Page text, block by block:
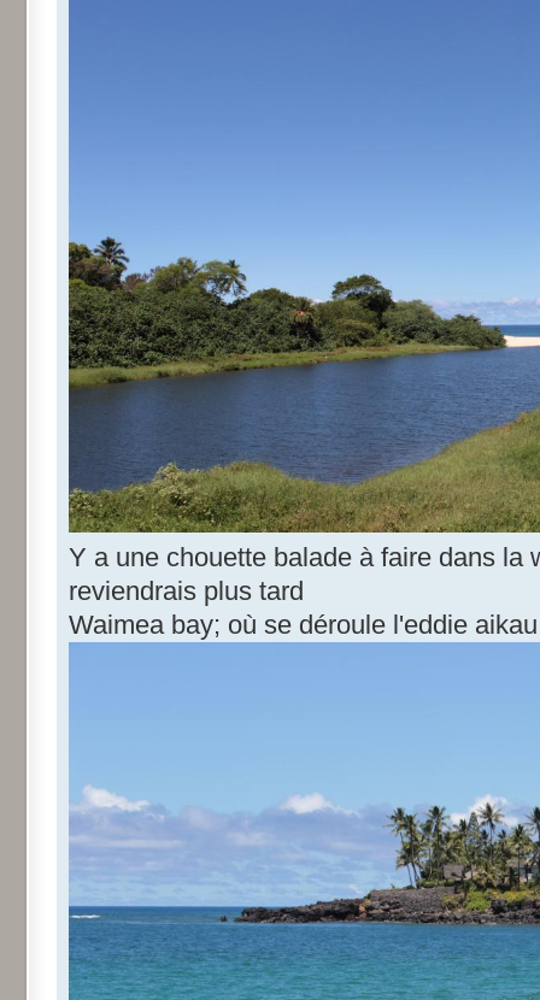
Y a une chouette balade à faire dans la
reviendrais plus tard
Waimea bay; où se déroule l'eddie